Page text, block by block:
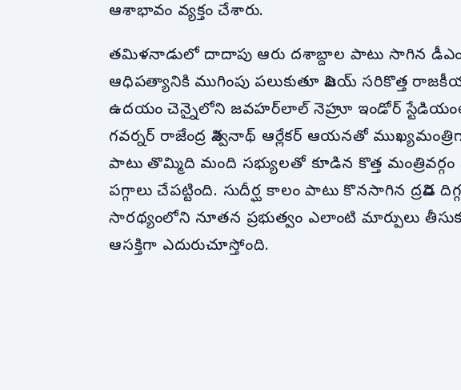
ఆశాభావం వ్యక్తం చేశారు.
తమిళనాడులో దాదాపు ఆరు దశాబ్దాల పాటు సాగిన
ఆధిపత్యానికి ముగింపు పలుకుతూ విజయ్ సరికొత్త
ఉదయం చెన్నైలోని జవహర్‌లాల్ నెహ్రూ ఇండోర్
గవర్నర్ రాజేంద్ర విశ్వనాథ్ ఆర్లేకర్ ఆయనతో
పాటు తొమ్మిది మంది సభ్యులతో కూడిన కొత్త
పగ్గాలు చేపట్టింది. సుదీర్ఘ కాలం పాటు కొనసాగిన ద్రవిడ
సారథ్యంలోని నూతన ప్రభుత్వం ఎలాంటి మార్పులు
ఆసక్తిగా ఎదురుచూస్తోంది.